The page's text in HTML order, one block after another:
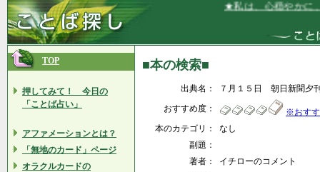
★私は、心穏やかに、
TOP
押してみて！ 今日の
「ことば占い」
アファメーションとは？
「無地のカード」ページ
オラクルカードの
■本の検索■
出典名：
７月１５日 朝日新
おすすめ度：
※おす
本のカテゴリ：
なし
副題：
著者：
イチローのコメント